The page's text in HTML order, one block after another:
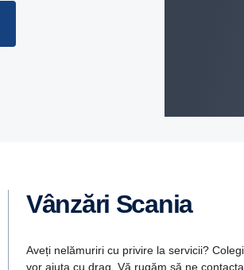
Vânzări Scania
Aveți nelămuriri cu privire la servicii?
vor ajuta cu drag. Vă rugăm să ne